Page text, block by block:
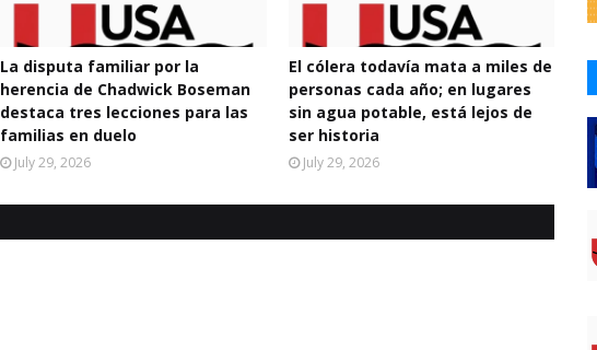
La disputa familiar por la
herencia de Chadwick Boseman
destaca tres lecciones para las
familias en duelo
July 29, 2026
El cólera todavía mata a miles de
personas cada año; en lugares
sin agua potable, está lejos de
ser historia
July 29, 2026